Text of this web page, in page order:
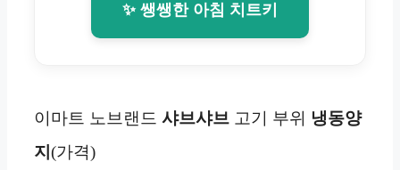
✨ 쌩쌩한 아침 치트키
이마트 노브랜드 샤브샤브 고기 부위 냉동양
지 (가격)